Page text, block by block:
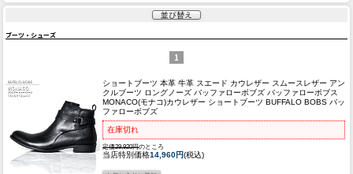
並び替え
ブーツ・シューズ
1
ショートブーツ 本革 牛革 スエード カウレザー スムースレザー アン
クルブーツ ロングノーズ バッファローボブズ バッファローボブス
MONACO(モナコ)カウレザー ショートブーツ BUFFALO BOBS バッ
ファローボブズ
在庫切れ
定価29,920円のところ
当店特別価格14,960円(税込)